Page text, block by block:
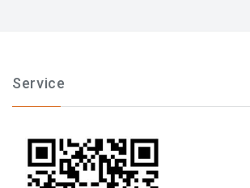
Service